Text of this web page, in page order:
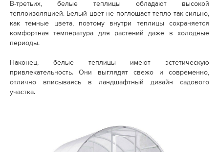
В-третьих, белые теплицы обладают высокой
теплоизоляцией. Белый цвет не поглощает тепло так сильно,
как темные цвета, поэтому внутри теплицы сохраняется
комфортная температура для растений даже в холодные
периоды.
Наконец, белые теплицы имеют эстетическую
привлекательность. Они выглядят свежо и современно,
отлично вписываясь в ландшафтный дизайн садового
участка.